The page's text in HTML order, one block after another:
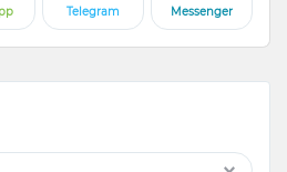
Telegram Messenger